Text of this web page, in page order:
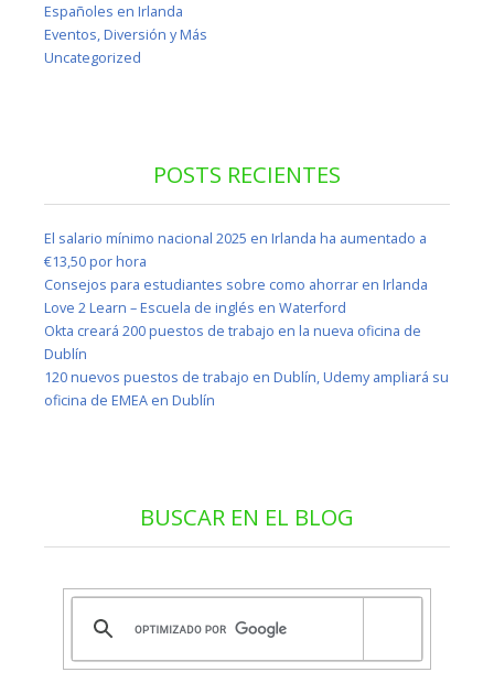
Españoles en Irlanda
Eventos, Diversión y Más
Uncategorized
POSTS RECIENTES
El salario mínimo nacional 2025 en Irlanda ha aumentado a
€13,50 por hora
Consejos para estudiantes sobre como ahorrar en Irlanda
Love 2 Learn – Escuela de inglés en Waterford
Okta creará 200 puestos de trabajo en la nueva oficina de
Dublín
120 nuevos puestos de trabajo en Dublín, Udemy ampliará su
oficina de EMEA en Dublín
BUSCAR EN EL BLOG